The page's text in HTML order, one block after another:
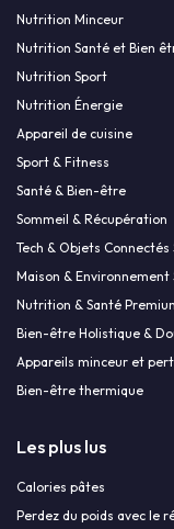
Nutrition Minceur
Nutrition Santé et Bien
Nutrition Sport
Nutrition Énergie
Appareil de cuisine
Sport & Fitness
Santé & Bien-être
Sommeil & Récupération
Tech & Objets Connectés
Maison & Environnement
Nutrition & Santé
Bien-être Holistique &
Appareils minceur et
Bien-être thermique
Les plus lus
Calories pâtes
Perdez du poids avec le